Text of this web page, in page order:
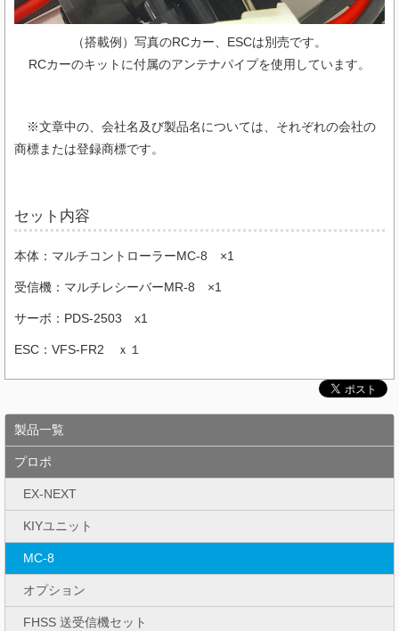
（搭載例）写真のRCカー、ESCは別売です。
RCカーのキットに付属のアンテナパイプを使用しています。
※文章中の、会社名及び製品名については、それぞれの会社の
商標または登録商標です。
セット内容
本体：マルチコントローラーMC-8 ×1
受信機：マルチレシーバーMR-8 ×1
サーボ：PDS-2503 x1
ESC：VFS-FR2 ｘ１
製品一覧
プロポ
EX-NEXT
KIYユニット
MC-8
オプション
FHSS 送受信機セット